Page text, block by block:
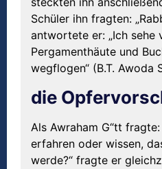
Schüler ihn fragten:
antwortete er: „Ich sehe
Pergamenthäute und
wegflogen“ (B.T. Awoda
die
Als Awraham G“tt
erfahren oder wissen,
werde?“ fragte er